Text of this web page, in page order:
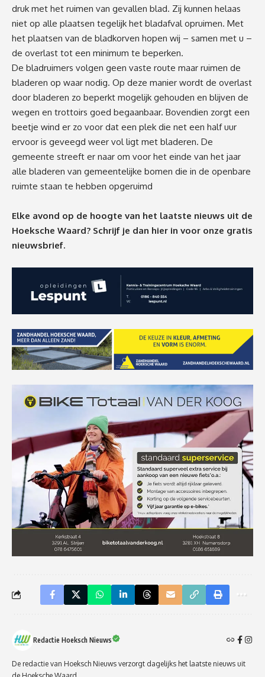
druk met het ruimen van gevallen blad. Zij kunnen helaas
niet op alle plaatsen tegelijk het bladafval opruimen. Met
het plaatsen van de bladkorven hopen wij – samen met u –
de overlast tot een minimum te beperken.
De bladruimers volgen geen vaste route maar ruimen de
bladeren op waar nodig. Op deze manier wordt de overlast
door bladeren zo beperkt mogelijk gehouden en blijven de
wegen en trottoirs goed begaanbaar. Bovendien zorgt een
beetje wind er zo voor dat een plek die net een half uur
ervoor is geveegd weer vol ligt met bladeren. De
gemeente streeft er naar om voor het einde van het jaar
alle bladeren van gemeentelijke bomen die in de openbare
ruimte staan te hebben opgeruimd
Elke avond op de hoogte van het laatste nieuws uit de
Hoeksche Waard? Schrijf je dan hier in voor onze gratis
nieuwsbrief.
Redactie Hoeksch Nieuws
De redactie van Hoeksch Nieuws verzorgt dagelijks het laatste nieuws uit